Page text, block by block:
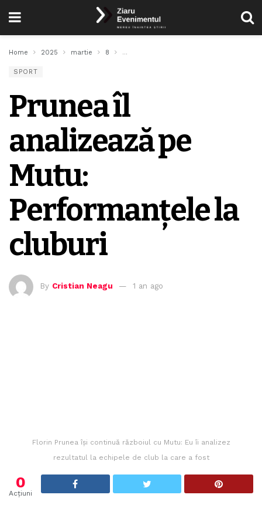
Home 2025 martie 8 Prunea îl analizează pe Mutu:
SPORT
Prunea îl
analizează pe
Mutu:
Performanțele la
cluburi
By Cristian Neagu 1 an ago
Florin Prunea își continuă războiul cu Mutu: Eu îi analizez
rezultatul la echipele de club la care a fost
0
Acțiuni